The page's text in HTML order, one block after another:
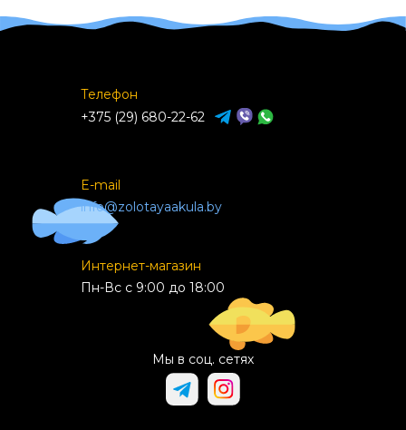
Телефон
+375 (29) 680-22-62
E-mail
info@zolotayaakula.by
Интернет-магазин
Пн-Вс с 9:00 до 18:00
Мы в соц. сетях